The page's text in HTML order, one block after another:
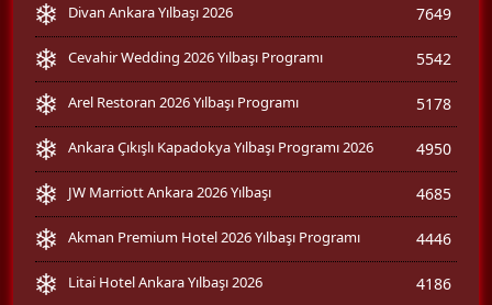
Divan Ankara Yılbaşı 2026 7649
Cevahir Wedding 2026 Yılbaşı Programı 5542
Arel Restoran 2026 Yılbaşı Programı 5178
Ankara Çıkışlı Kapadokya Yılbaşı Programı 2026 4950
JW Marriott Ankara 2026 Yılbaşı 4685
Akman Premium Hotel 2026 Yılbaşı Programı 4446
Litai Hotel Ankara Yılbaşı 2026 4186